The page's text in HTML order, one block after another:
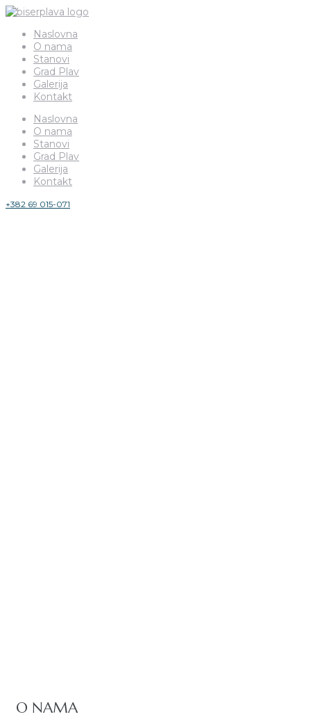
Naslovna
O nama
Stanovi
Grad Plav
Galerija
Kontakt
Naslovna
O nama
Stanovi
Grad Plav
Galerija
Kontakt
+382 69 015-071
O NAMA